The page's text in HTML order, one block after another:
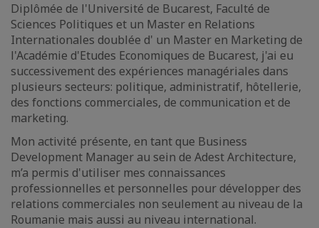
Diplômée de l'Université de Bucarest, Faculté de
Sciences Politiques et un Master en Relations
Internationales doublée d' un Master en Marketing de
l'Académie d'Etudes Economiques de Bucarest, j'ai eu
successivement des expériences managériales dans
plusieurs secteurs: politique, administratif, hôtellerie,
des fonctions commerciales, de communication et de
marketing.
Mon activité présente, en tant que Business
Development Manager au sein de Adest Architecture,
m’a permis d'utiliser mes connaissances
professionnelles et personnelles pour développer des
relations commerciales non seulement au niveau de la
Roumanie mais aussi au niveau international.